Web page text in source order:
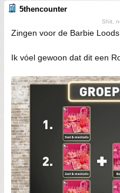
5thencounter
Shit,
Zingen voor de Barbie
Ik vóel gewoon dat dit een